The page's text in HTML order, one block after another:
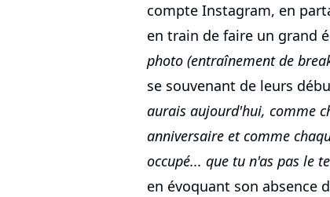
compte Instagram, en
en train de faire un grand
photo (entraînement de
se souvenant de leurs
aurais aujourd'hui, comme
anniversaire et comme
occupé... que tu n'as pas le
en évoquant son absence